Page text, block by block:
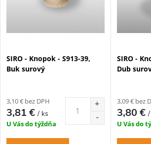
SIRO - Knopok - S913-39,
Buk surový
3,10 € bez DPH
3,81 €/ ks
U Vás do týždňa
SIRO -
Dub
3,09 € bez
3,80 €
U Vás do